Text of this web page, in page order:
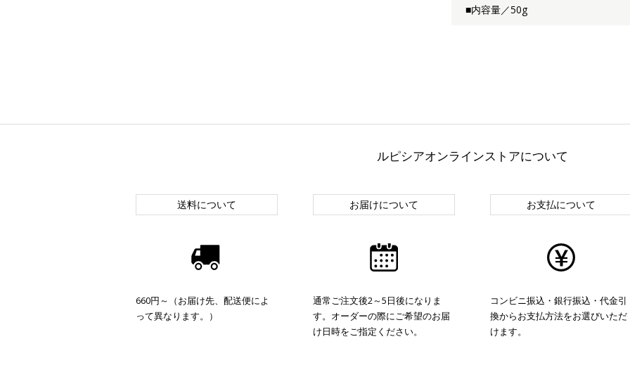
■内容量／50g
ルピシアオンラインストアについて
送料について
660円～（お届け先、配送便によ
って異なります。）
お届けについて
通常ご注文後2～5日後になりま
す。オーダーの際にご希望のお届
け日時をご指定ください。
お支払について
コンビニ振込・銀行振込・代金引
換からお支払方法をお選びいただ
けます。